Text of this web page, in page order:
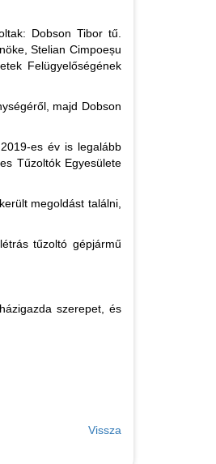
Dobson Tibor tű.
Stelian Cimpoeșu
Felügyelőségének
majd Dobson
es év is legalább
Tűzoltók Egyesülete
megoldást találni,
tűzoltó gépjármű
szerepet, és
Vissza